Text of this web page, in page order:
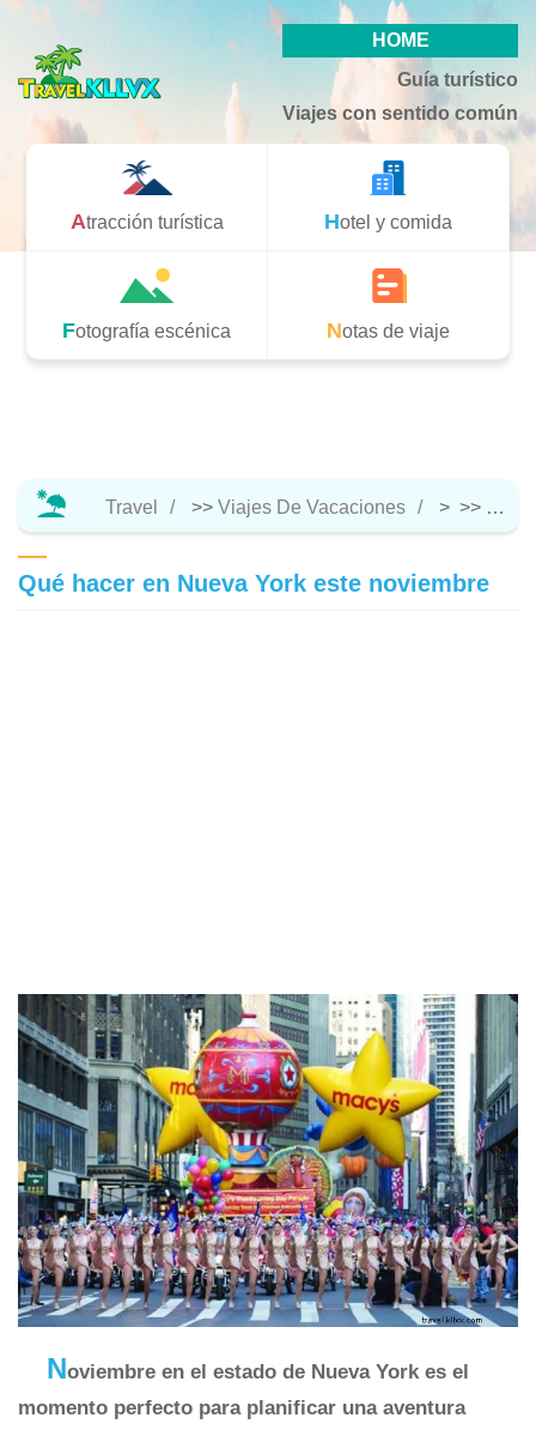
HOME
Guía turístico
Viajes con sentido común
Atracción turística Hotel y comida
Fotografía escénica Notas de viaje
Travel >> Viajes De Vacaciones > >>
Qué hacer en Nueva York este noviembre
Noviembre en el estado de Nueva York es el
momento perfecto para planificar una aventura